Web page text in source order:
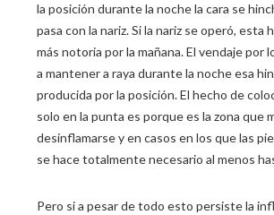
la posición durante la noche la cara se
pasa con la nariz. Si la nariz se operó, esta
más notoria por la mañana. El vendaje por
a mantener a raya durante la noche esa
producida por la posición. El hecho de
solo en la punta es porque es la zona que
desinflamarse y en casos en los que las
se hace totalmente necesario al menos
Pero si a pesar de todo esto persiste la